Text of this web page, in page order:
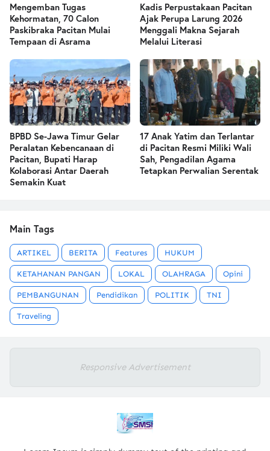
Mengemban Tugas
Kehormatan, 70 Calon
Paskibraka Pacitan Mulai
Tempaan di Asrama
Kadis Perpustakaan Pacitan
Ajak Perupa Larung 2026
Menggali Makna Sejarah
Melalui Literasi
BPBD Se-Jawa Timur Gelar
Peralatan Kebencanaan di
Pacitan, Bupati Harap
Kolaborasi Antar Daerah
Semakin Kuat
17 Anak Yatim dan Terlantar
di Pacitan Resmi Miliki Wali
Sah, Pengadilan Agama
Tetapkan Perwalian Serentak
Main Tags
ARTIKEL BERITA Features HUKUM
KETAHANAN PANGAN LOKAL OLAHRAGA Opini
PEMBANGUNAN Pendidikan POLITIK TNI
Traveling
Responsive Advertisement